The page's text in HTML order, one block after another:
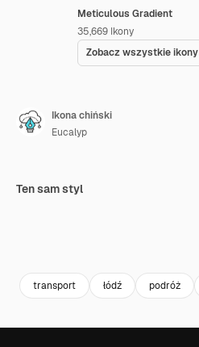
Meticulous Gradient
35,669 Ikony
Zobacz wszystkie ikony
Ikona chiński
Eucalyp
Ten sam styl
transport łódź podróż